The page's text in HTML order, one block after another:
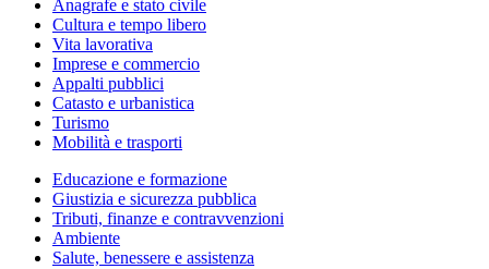
Anagrafe e stato civile
Cultura e tempo libero
Vita lavorativa
Imprese e commercio
Appalti pubblici
Catasto e urbanistica
Turismo
Mobilità e trasporti
Educazione e formazione
Giustizia e sicurezza pubblica
Tributi, finanze e contravvenzioni
Ambiente
Salute, benessere e assistenza